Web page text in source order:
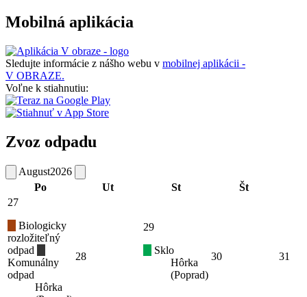
Mobilná aplikácia
Sledujte informácie z nášho webu v mobilnej aplikácii -
V OBRAZE.
Voľne k stiahnutiu:
Zvoz odpadu
August2026
Po
Ut St Št
27
Biologicky
rozložiteľný
odpad
Komunálny
odpad
Hôrka
28
29
Sklo
Hôrka
(Poprad)
30 31